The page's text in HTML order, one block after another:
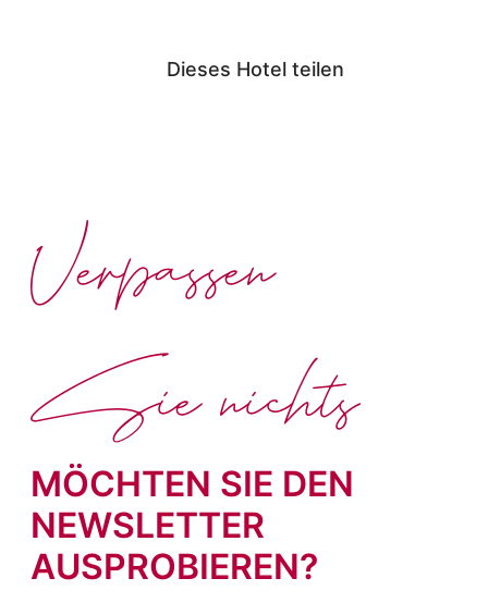
Dieses Hotel teilen
MÖCHTEN SIE DEN
NEWSLETTER
AUSPROBIEREN?
Verpassen
Sie nichts